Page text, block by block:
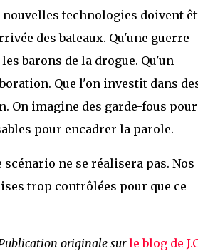
nouvelles technologies doivent
des bateaux. Qu'une guerre
barons de la drogue. Qu'un
Que l'on investit dans
On imagine des garde-fous pour
pour encadrer la parole.
ne se réalisera pas. Nos
trop contrôlées pour que ce
originale surle blog de